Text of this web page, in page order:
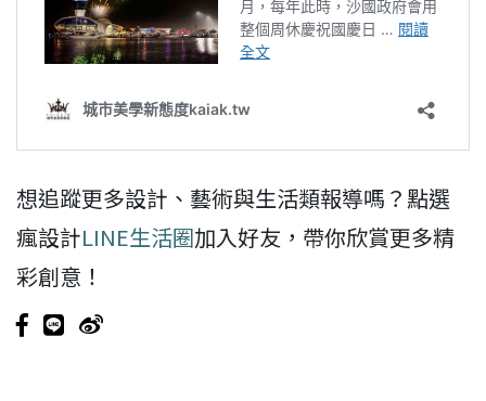
想追蹤更多設計、藝術與生活類報導嗎？點選
瘋設計LINE生活圈加入好友，帶你欣賞更多精
彩創意！